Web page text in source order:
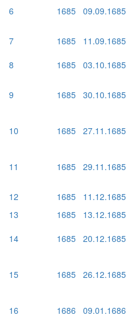
6 1685 09.09.1685
7 1685 11.09.1685
8
1685 03.10.1685
9 1685 30.10.1685
10 1685 27.11.1685
11 1685 29.11.1685
12 1685 11.12.1685
13
1685 13.12.1685
14
1685 20.12.1685
15 1685 26.12.1685
16 1686 09.01.1686